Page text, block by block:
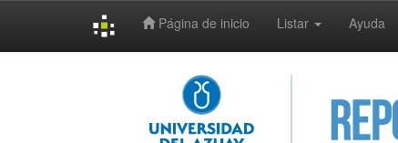
Página de inicio Listar Ayuda